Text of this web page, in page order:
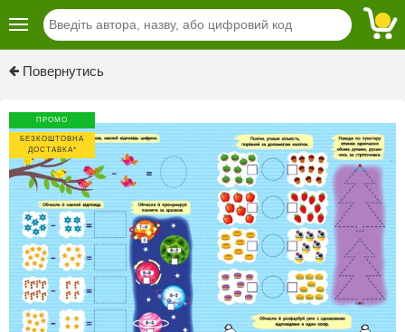
Повернутись
ПРОМО
БЕЗКОШТОВНА
ДОСТАВКА*